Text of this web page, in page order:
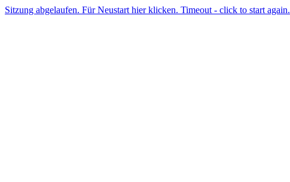
Sitzung abgelaufen. Für Neustart hier klicken. Timeout - click to start again.